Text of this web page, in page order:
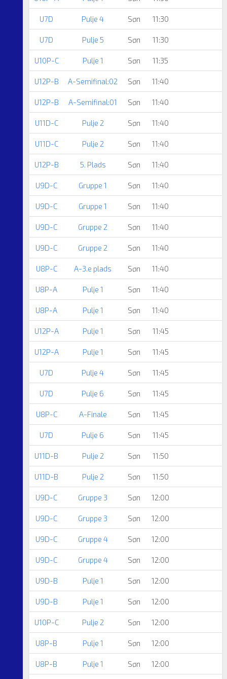
U7D Pulje 4 Søn 11:30
U7D Pulje 5 Søn 11:30
U10P-C Pulje 1 Søn 11:35
U12P-B A-Semifinal:02 Søn 11:40
U12P-B A-Semifinal:01 Søn 11:40
U11D-C Pulje 2 Søn 11:40
U11D-C Pulje 2 Søn 11:40
U12P-B 5. Plads Søn 11:40
U9D-C Gruppe 1 Søn 11:40
U9D-C Gruppe 1 Søn 11:40
U9D-C Gruppe 2 Søn 11:40
U9D-C Gruppe 2 Søn 11:40
U8P-C A-3.e plads Søn 11:40
U8P-A Pulje 1 Søn 11:40
U8P-A Pulje 1 Søn 11:40
U12P-A Pulje 1 Søn 11:45
U12P-A Pulje 1 Søn 11:45
U7D Pulje 4 Søn 11:45
U7D Pulje 6 Søn 11:45
U8P-C A-Finale Søn 11:45
U7D Pulje 6 Søn 11:45
U11D-B Pulje 2 Søn 11:50
U11D-B Pulje 2 Søn 11:50
U9D-C Gruppe 3 Søn 12:00
U9D-C Gruppe 3 Søn 12:00
U9D-C Gruppe 4 Søn 12:00
U9D-C Gruppe 4 Søn 12:00
U9D-B Pulje 1 Søn 12:00
U9D-B Pulje 1 Søn 12:00
U10P-C Pulje 2 Søn 12:00
U8P-B Pulje 1 Søn 12:00
U8P-B Pulje 1 Søn 12:00